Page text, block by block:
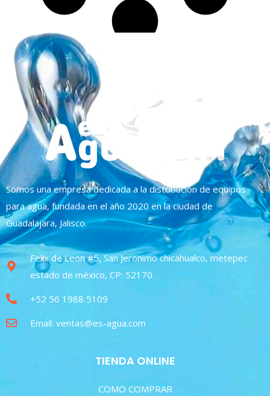
Somos una empresa dedicada a la distribución de equipos
para agua, fundada en el año 2020 en la ciudad de
Guadalajara, Jalisco.
Felix de Leon #5, San Jeronimo chicahualco, metepec
estado de méxico, CP: 52170
+52 56 1988 5109
Email: ventas@es-agua.com
TIENDA ONLINE
COMO COMPRAR